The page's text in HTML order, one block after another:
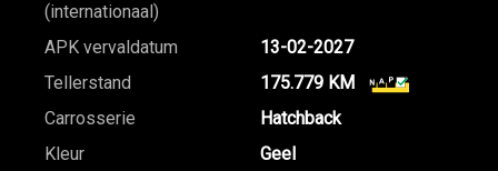
(internationaal)
APK vervaldatum
13-02-2027
Tellerstand
175.779 KM
Carrosserie
Hatchback
Kleur
Geel